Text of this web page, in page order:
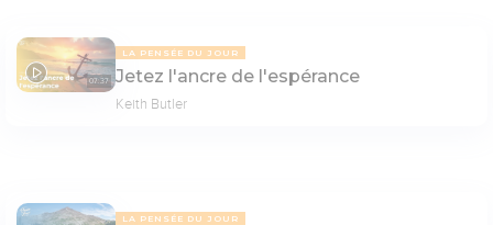
07:37
LA PENSÉE DU JOUR
Jetez l'ancre de l'espérance
Keith Butler
LA PENSÉE DU JOUR